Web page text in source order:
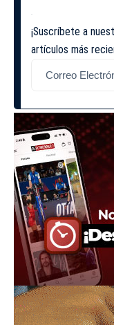
¡Suscríbete a
artículos más